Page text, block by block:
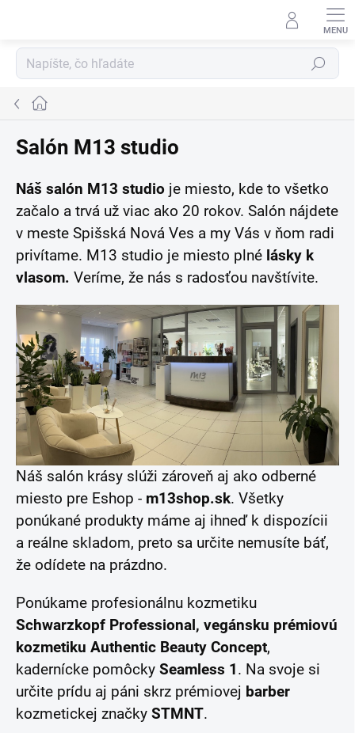
Hľadať
Domov
Salón M13 studio
Náš salón M13 studio je miesto, kde to všetko
začalo a trvá už viac ako 20 rokov. Salón nájdete
v meste Spišská Nová Ves a my Vás v ňom radi
privítame. M13 studio je miesto plné lásky k
vlasom. Veríme, že nás s radosťou navštívite.
Náš salón krásy slúži zároveň aj ako odberné
miesto pre Eshop - m13shop.sk. Všetky
ponúkané produkty máme aj ihneď k dispozícii
a reálne skladom, preto sa určite nemusíte báť,
že odídete na prázdno.
Ponúkame profesionálnu kozmetiku
Schwarzkopf Professional, vegánsku prémiovú
kozmetiku Authentic Beauty Concept,
kadernícke pomôcky Seamless 1. Na svoje si
určite prídu aj páni skrz prémiovej barber
kozmetickej značky STMNT.